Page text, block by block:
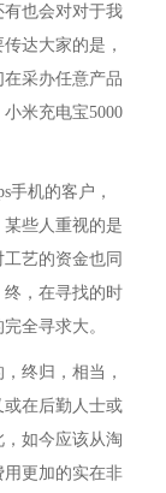
也会对对于我
达大家的是，
采办任意产品
米充电宝5000
手机的客户，
些人重视的是
艺的资金也同
，在寻找的时
全寻求大。
终归，相当，
在后勤人士或
如今应该从淘
更加的实在非